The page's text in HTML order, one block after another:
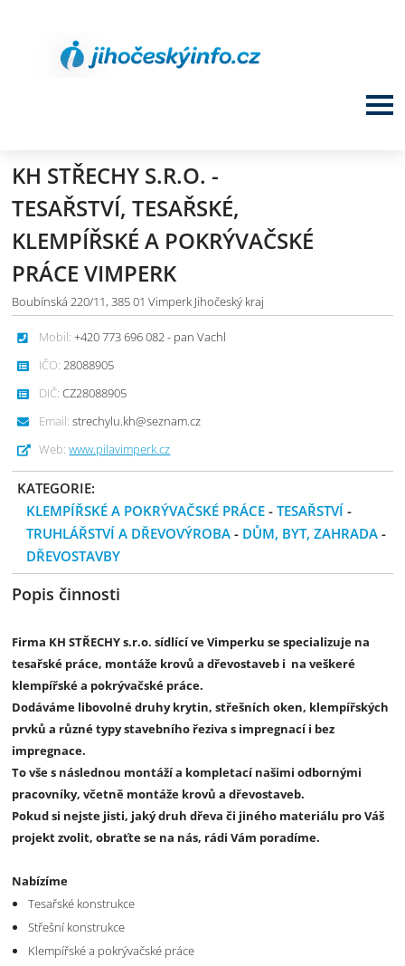
KH STŘECHY S.R.O. -
TESAŘSTVÍ, TESAŘSKÉ,
KLEMPÍŘSKÉ A POKRÝVAČSKÉ
PRÁCE VIMPERK
Boubínská 220/11, 385 01 Vimperk Jihočeský kraj
Mobil: +420 773 696 082 - pan Vachl
IČO: 28088905
DIČ: CZ28088905
Email: strechylu.kh@seznam.cz
Web: www.pilavimperk.cz
KATEGORIE:
KLEMPÍŘSKÉ A POKRÝVAČSKÉ PRÁCE -TESAŘSTVÍ -
TRUHLÁŘSTVÍ A DŘEVOVÝROBA - DŮM, BYT, ZAHRADA -
DŘEVOSTAVBY
Popis činnosti
Firma KH STŘECHY s.r.o. sídlící ve Vimperku se specializuje na
tesařské práce, montáže krovů a dřevostaveb i na veškeré
klempířské a pokrývačské práce.
Dodáváme libovolné druhy krytin, střešních oken, klempířských
prvků a různé typy stavebního řeziva s impregnací i bez
impregnace.
To vše s následnou montáží a kompletací našimi odbornými
pracovníky, včetně montáže krovů a dřevostaveb.
Pokud si nejste jisti, jaký druh dřeva či jiného materiálu pro Váš
projekt zvolit, obraťte se na nás, rádi Vám poradíme.
Nabízíme
Tesařské konstrukce
Střešní konstrukce
Klempířské a pokrývačské práce